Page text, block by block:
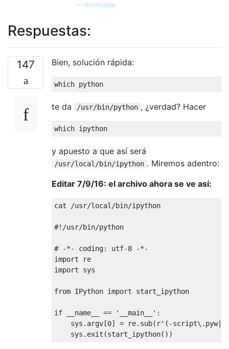
millimoose
Respuestas:
147 Bien, solución rápida:
which python
te da /usr/bin/python , ¿verdad? Hacer
which ipython
y apuesto a que así será
/usr/local/bin/ipython . Miremos adentro:
Editar 7/9/16: el archivo ahora se ve así:
cat /usr/local /bin/ipython
#!/usr/bin/python
# -*- coding: utf-8 -*-
import
import sys
from IPython import start_ipython
if __name__ == '__main__' :
    sys
. argv[0] = re. sub( r'(-
    sys
. exit (start_ipython())